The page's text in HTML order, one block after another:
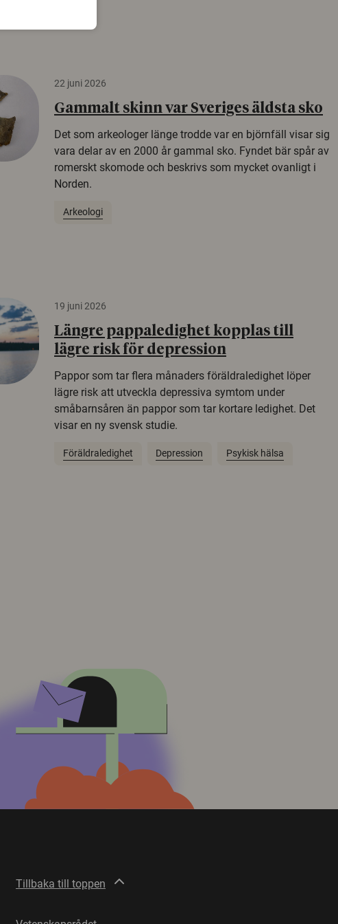
22 juni 2026
Gammalt skinn var Sveriges äldsta sko
Det som arkeologer länge trodde var en björnfäll visar sig
vara delar av en 2000 år gammal sko. Fyndet bär spår av
romerskt skomode och beskrivs som mycket ovanligt i
Norden.
Arkeologi
19 juni 2026
Längre pappaledighet kopplas till
lägre risk för depression
Pappor som tar flera månaders föräldraledighet löper
lägre risk att utveckla depressiva symtom under
småbarnsåren än pappor som tar kortare ledighet. Det
visar en ny svensk studie.
Föräldraledighet Depression Psykisk hälsa
Tillbaka till toppen